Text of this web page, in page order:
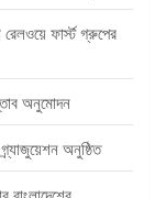
ফার্স্ট গ্রুপের
অনুমোদন
অনুষ্ঠিত